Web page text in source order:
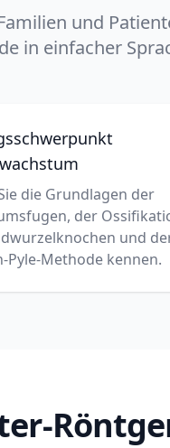
und
in einfacher
die Grundlagen der
der
und
Pyle-Methode kennen.